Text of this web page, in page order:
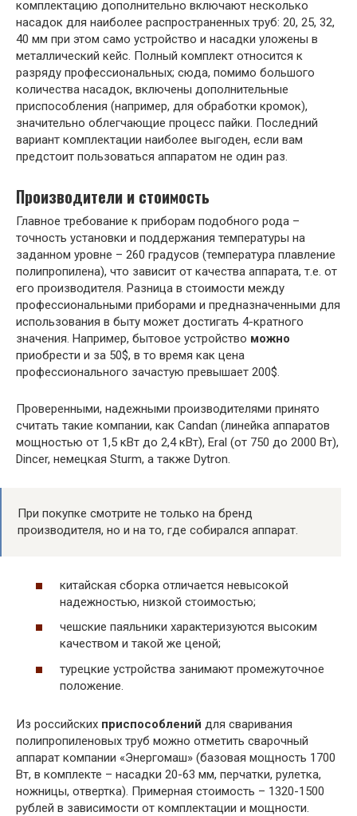
комплектацию дополнительно включают несколько
насадок для наиболее распространенных труб: 20, 25, 32,
40 мм при этом само устройство и насадки уложены в
металлический кейс. Полный комплект относится к
разряду профессиональных; сюда, помимо большого
количества насадок, включены дополнительные
приспособления (например, для обработки кромок),
значительно облегчающие процесс пайки. Последний
вариант комплектации наиболее выгоден, если вам
предстоит пользоваться аппаратом не один раз.
Производители и стоимость
Главное требование к приборам подобного рода –
точность установки и поддержания температуры на
заданном уровне – 260 градусов (температура плавление
полипропилена), что зависит от качества аппарата, т.е. от
его производителя. Разница в стоимости между
профессиональными приборами и предназначенными для
использования в быту может достигать 4-кратного
значения. Например, бытовое устройство можно
приобрести и за 50$, в то время как цена
профессионального зачастую превышает 200$.
Проверенными, надежными производителями принято
считать такие компании, как Candan (линейка аппаратов
мощностью от 1,5 кВт до 2,4 кВт), Eral (от 750 до 2000 Вт),
Dincer, немецкая Sturm, а также Dytron.
При покупке смотрите не только на бренд
производителя, но и на то, где собирался аппарат.
китайская сборка отличается невысокой
надежностью, низкой стоимостью;
чешские паяльники характеризуются высоким
качеством и такой же ценой;
турецкие устройства занимают промежуточное
положение.
Из российских приспособлений для сваривания
полипропиленовых труб можно отметить сварочный
аппарат компании «Энергомаш» (базовая мощность 1700
Вт, в комплекте – насадки 20-63 мм, перчатки, рулетка,
ножницы, отвертка). Примерная стоимость – 1320-1500
рублей в зависимости от комплектации и мощности.